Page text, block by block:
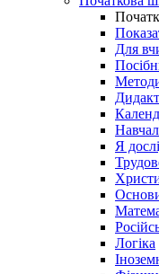
Для
Я
Логіка